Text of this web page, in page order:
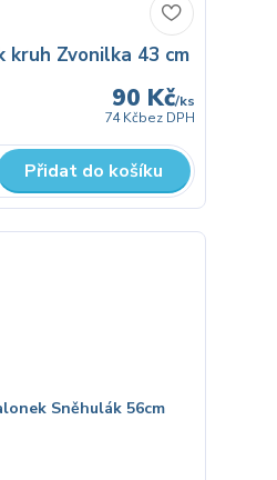
kruh Zvonilka 43 cm
90 Kč/ks
74 Kčbez DPH
Přidat do košíku